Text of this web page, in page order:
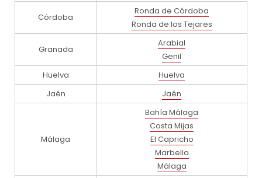
Córdoba
Ronda de Córdoba
Ronda de los Tejares
Granada
Arabial
Genil
Huelva
Huelva
Jaén
Jaén
Málaga
Bahía Málaga
Costa Mijas
El Capricho
Marbella
Málaga